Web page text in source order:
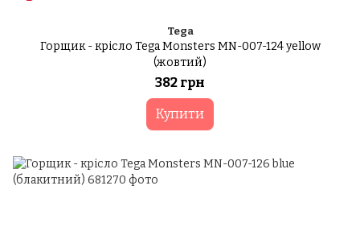
Tega
Горщик - крісло Tega Monsters MN-007-124 yellow
(жовтий)
382 грн
Купити